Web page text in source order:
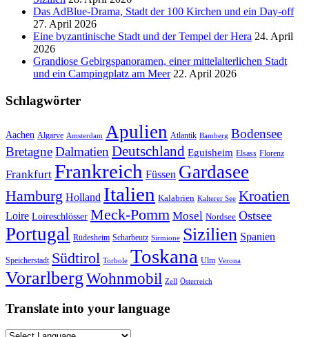
Das AdBlue-Drama, Stadt der 100 Kirchen und ein Day-off
27. April 2026
Eine byzantinische Stadt und der Tempel der Hera 24. April
2026
Grandiose Gebirgspanoramen, einer mittelalterlichen Stadt
und ein Campingplatz am Meer 22. April 2026
Schlagwörter
Aachen Algarve Amsterdam Apulien Atlantik Bamberg Bodensee
BretagneDalmatien Deutschland Eguisheim Elsass Florenz
Frankfurt Frankreich Füssen Gardasee
Hamburg Holland Italien Kalabrien Kalterer See Kroatien
Loire Loireschlösser Meck-Pomm Mosel Nordsee Ostsee
Portugal Rüdesheim Scharbeutz Sirmione Sizilien Spanien
Speicherstadt Südtirol Torbole Toskana Ulm Verona
VorarlbergWohnmobil Zell Österreich
Translate into your language